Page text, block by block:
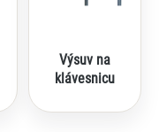
Výsuv na
klávesnicu